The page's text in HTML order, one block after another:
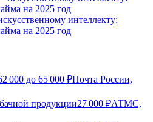
интеллекту:
на 2025 год
000 до 65 000 ₽Почта России,
продукции27 000 ₽АТМС,